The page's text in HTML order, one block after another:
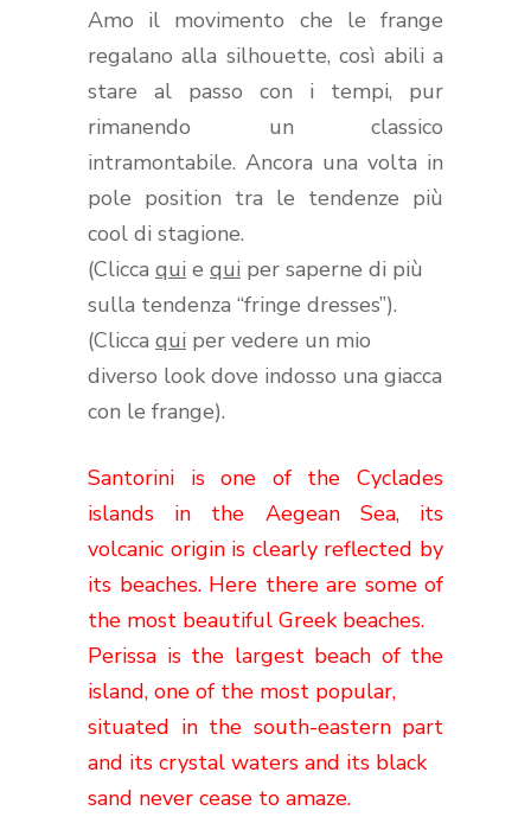
Amo il movimento che le frange
regalano alla silhouette, così abili a
stare al passo con i tempi, pur
rimanendo un classico
intramontabile. Ancora una volta in
pole position tra le tendenze più
cool di stagione.
(Clicca qui e qui per saperne di più
sulla tendenza “fringe dresses”).
(Clicca qui per vedere un mio
diverso look dove indosso una giacca
con le frange).
Santorini is one of the Cyclades
islands in the Aegean Sea, its
volcanic origin is clearly reflected by
its beaches. Here there are some of
the most beautiful Greek beaches.
Perissa is the largest beach of the
island, one of the most popular,
situated in the south-eastern part
and its crystal waters and its black
sand never cease to amaze.